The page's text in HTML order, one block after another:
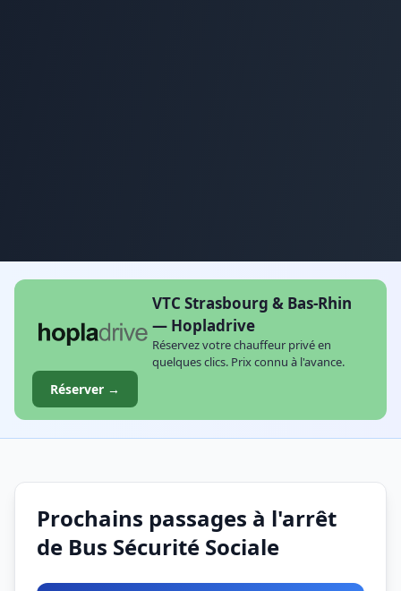
VTC Strasbourg & Bas-Rhin
— Hopladrive
Réservez votre chauffeur privé en
quelques clics. Prix connu à l'avance.
Réserver →
Prochains passages à l'arrêt
de Bus Sécurité Sociale